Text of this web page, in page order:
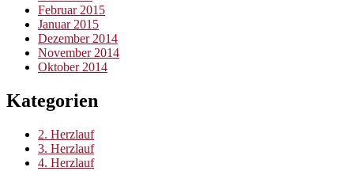
Februar 2015
Januar 2015
Dezember 2014
November 2014
Oktober 2014
Kategorien
2. Herzlauf
3. Herzlauf
4. Herzlauf